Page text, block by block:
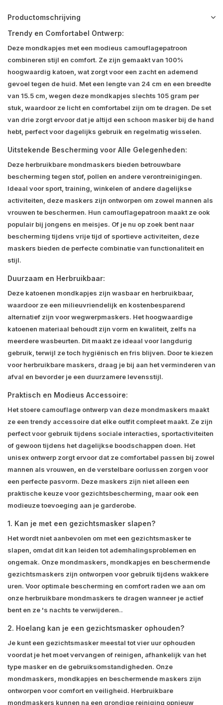
Productomschrijving
Trendy en Comfortabel Ontwerp:
Deze mondkapjes met een modieus camouflagepatroon
combineren stijl en comfort. Ze zijn gemaakt van 100%
hoogwaardig katoen, wat zorgt voor een zacht en ademend
gevoel tegen de huid. Met een lengte van 24 cm en een breedte
van 15.5 cm, wegen deze mondkapjes slechts 105 gram per
stuk, waardoor ze licht en comfortabel zijn om te dragen. De set
van drie zorgt ervoor dat je altijd een schoon masker bij de hand
hebt, perfect voor dagelijks gebruik en regelmatig wisselen.
Uitstekende Bescherming voor Alle Gelegenheden:
Deze herbruikbare mondmaskers bieden betrouwbare
bescherming tegen stof, pollen en andere verontreinigingen.
Ideaal voor sport, training, winkelen of andere dagelijkse
activiteiten, deze maskers zijn ontworpen om zowel mannen als
vrouwen te beschermen. Hun camouflagepatroon maakt ze ook
populair bij jongens en meisjes. Of je nu op zoek bent naar
bescherming tijdens vrije tijd of sportieve activiteiten, deze
maskers bieden de perfecte combinatie van functionaliteit en
stijl.
Duurzaam en Herbruikbaar:
Deze katoenen mondkapjes zijn wasbaar en herbruikbaar,
waardoor ze een milieuvriendelijk en kostenbesparend
alternatief zijn voor wegwerpmaskers. Het hoogwaardige
katoenen materiaal behoudt zijn vorm en kwaliteit, zelfs na
meerdere wasbeurten. Dit maakt ze ideaal voor langdurig
gebruik, terwijl ze toch hygiënisch en fris blijven. Door te kiezen
voor herbruikbare maskers, draag je bij aan het verminderen van
afval en bevorder je een duurzamere levensstijl.
Praktisch en Modieus Accessoire:
Het stoere camouflage ontwerp van deze mondmaskers maakt
ze een trendy accessoire dat elke outfit compleet maakt. Ze zijn
perfect voor gebruik tijdens sociale interacties, sportactiviteiten
of gewoon tijdens het dagelijkse boodschappen doen. Het
unisex ontwerp zorgt ervoor dat ze comfortabel passen bij zowel
mannen als vrouwen, en de verstelbare oorlussen zorgen voor
een perfecte pasvorm. Deze maskers zijn niet alleen een
praktische keuze voor gezichtsbescherming, maar ook een
modieuze toevoeging aan je garderobe.
1. Kan je met een gezichtsmasker slapen?
Het wordt niet aanbevolen om met een gezichtsmasker te
slapen, omdat dit kan leiden tot ademhalingsproblemen en
ongemak. Onze mondmaskers, mondkapjes en beschermende
gezichtsmaskers zijn ontworpen voor gebruik tijdens wakkere
uren. Voor optimale bescherming en comfort raden we aan om
onze herbruikbare mondmaskers te dragen wanneer je actief
bent en ze 's nachts te verwijderen..
2. Hoelang kan je een gezichtsmasker ophouden?
Je kunt een gezichtsmasker meestal tot vier uur ophouden
voordat je het moet vervangen of reinigen, afhankelijk van het
type masker en de gebruiksomstandigheden. Onze
mondmaskers, mondkapjes en beschermende maskers zijn
ontworpen voor comfort en veiligheid. Herbruikbare
mondmaskers kunnen na een grondige reiniging opnieuw